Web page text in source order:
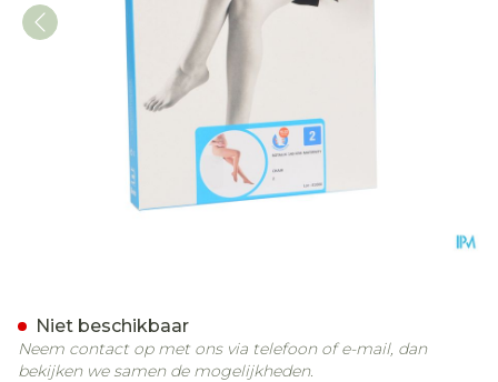
Niet beschikbaar
Neem contact op met ons via telefoon of e-mail, dan
bekijken we samen de mogelijkheden.